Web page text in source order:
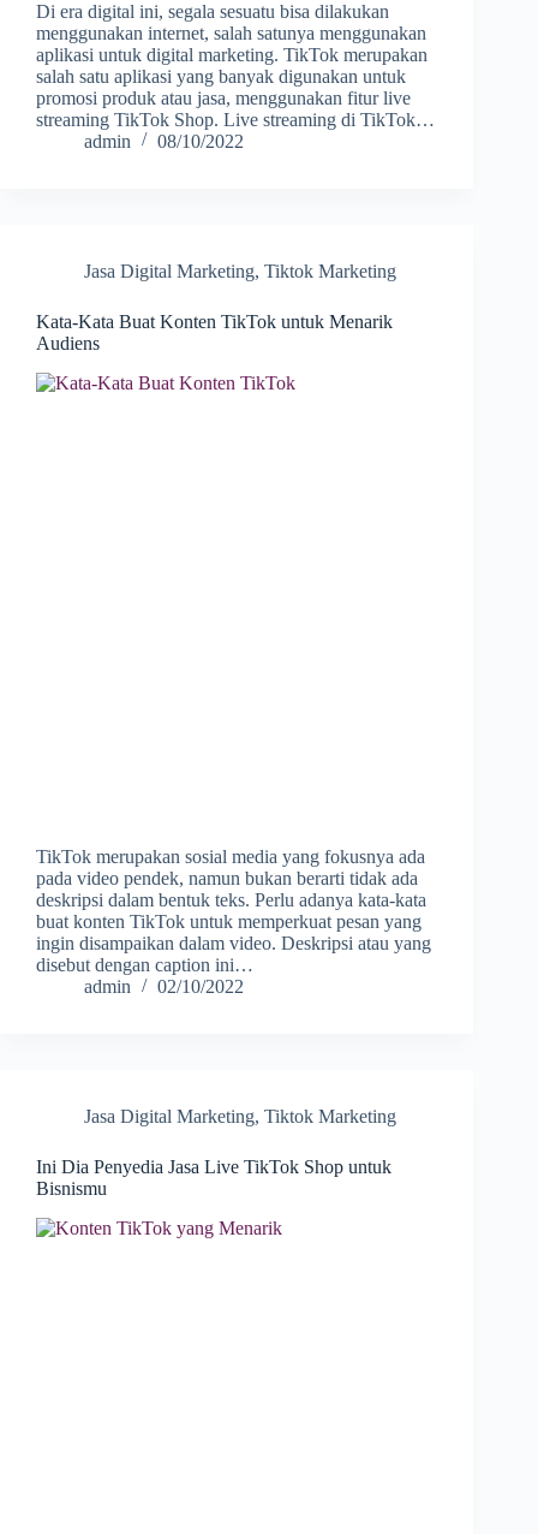
Di era digital ini, segala sesuatu bisa dilakukan
menggunakan internet, salah satunya menggunakan
aplikasi untuk digital marketing. TikTok merupakan
salah satu aplikasi yang banyak digunakan untuk
promosi produk atau jasa, menggunakan fitur live
streaming TikTok Shop. Live streaming di TikTok…
admin
08/10/2022
Jasa Digital Marketing, Tiktok Marketing
Kata-Kata Buat Konten TikTok untuk Menarik
Audiens
TikTok merupakan sosial media yang fokusnya ada
pada video pendek, namun bukan berarti tidak ada
deskripsi dalam bentuk teks. Perlu adanya kata-kata
buat konten TikTok untuk memperkuat pesan yang
ingin disampaikan dalam video. Deskripsi atau yang
disebut dengan caption ini…
admin
02/10/2022
Jasa Digital Marketing, Tiktok Marketing
Ini Dia Penyedia Jasa Live TikTok Shop untuk
Bisnismu